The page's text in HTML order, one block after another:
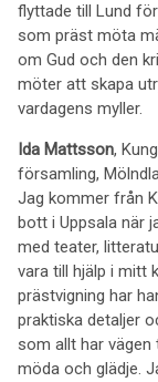
flyttade till Lund
som präst möta
om Gud och den
möter att skapa
vardagens myller.
Ida Mattsson,
församling,
Jag kommer från
bott i Uppsala när
med teater,
vara till hjälp i mitt
prästvigning har
praktiska detaljer
som allt har vägen
möda och glädje.